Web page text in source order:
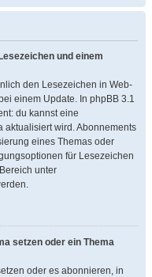
und einem
den Lesezeichen in Web-
einem Update. In phpBB 3.1
du kannst eine
aktualisiert wird. Abonnements
eines Themas oder
für Lesezeichen
unter
setzen oder ein Thema
oder es abonnieren, in